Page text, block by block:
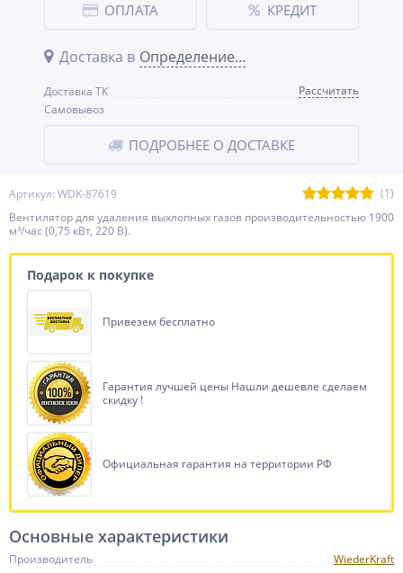
Артикул: WDK-87619
(1)
Вентилятор для удаления выхлопных газов производительностью 1900
м³/час (0,75 кВт, 220 В).
Подарок к покупке
Привезем бесплатно
Гарантия лучшей цены Нашли дешевле сделаем
скидку !
Официальная гарантия на территории РФ
ОПЛАТА КРЕДИТ
Доставка в Определение...
Доставка ТК
Рассчитать
Самовывоз
ПОДРОБНЕЕ О ДОСТАВКЕ
Основные характеристики
Производитель WiederKraft